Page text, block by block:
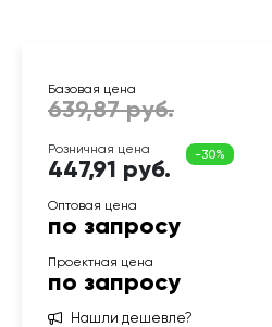
447,91 руб.
по запросу
по запросу
Нашли дешевле?